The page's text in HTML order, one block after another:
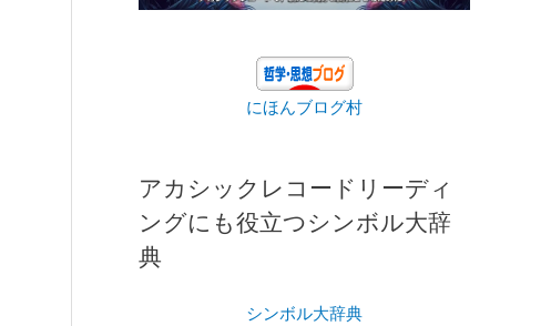
にほんブログ村
アカシックレコードリーディ
ングにも役立つシンボル大辞
典
シンボル大辞典